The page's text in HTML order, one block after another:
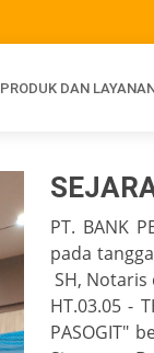
PRODUK DAN
PT. BANK
pada
SH, Notaris
HT.03.05 -
PASOGIT"